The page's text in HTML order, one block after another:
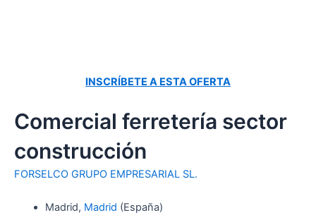
INSCRÍBETE A ESTA OFERTA
Comercial ferretería sector
construcción
FORSELCO GRUPO EMPRESARIAL SL.
Madrid, Madrid (España)